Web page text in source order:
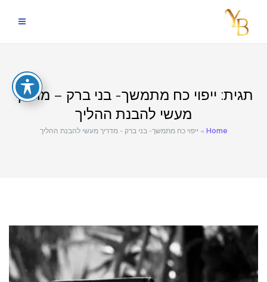
content
תגית: ייפוי כח מתמשך- בני ברק – מדריך
מעשי להבנת ההליך
Home
» ייפוי כח מתמשך- בני ברק - מדריך מעשי להבנת ההליך